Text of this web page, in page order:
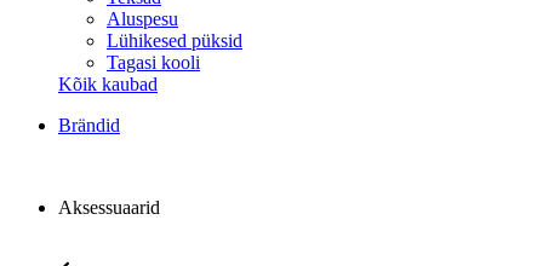
Aluspesu
Lühikesed püksid
Tagasi kooli
Kõik kaubad
Brändid
Aksessuaarid